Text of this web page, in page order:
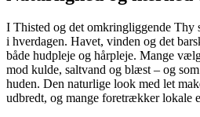
I Thisted og det omkringliggende Thy
i hverdagen. Havet, vinden og det
både hudpleje og hårpleje. Mange
mod kulde, saltvand og blæst – og
huden. Den naturlige look med let
udbredt, og mange foretrækker lokale